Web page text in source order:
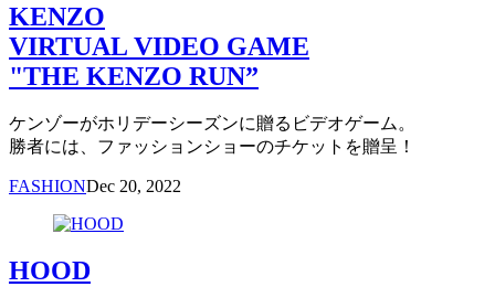
KENZO
VIRTUAL VIDEO GAME
"THE KENZO RUN”
ケンゾーがホリデーシーズンに贈るビデオゲーム。
勝者には、ファッションショーのチケットを贈呈！
FASHIONDec 20, 2022
HOOD